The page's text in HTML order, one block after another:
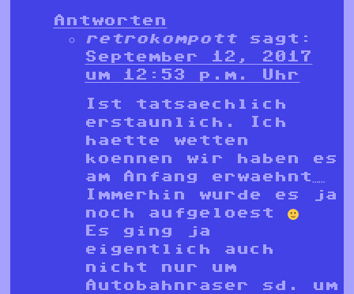
Antworten
retrokompott
sagt:
September 12, 2017
um 12:53 p.m. Uhr
Ist tatsaechlich
erstaunlich. Ich
haette wetten
koennen wir haben es
am Anfang erwaehnt……
Immerhin wurde es ja
noch aufgeloest
Es ging ja
eigentlich auch
nicht nur um
Autobahnraser sd. um